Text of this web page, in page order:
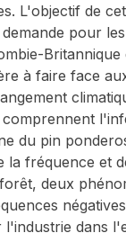
L'objectif de
pour
Britannique
à faire face
du pin
la fréquence et
deux
négatives
dans